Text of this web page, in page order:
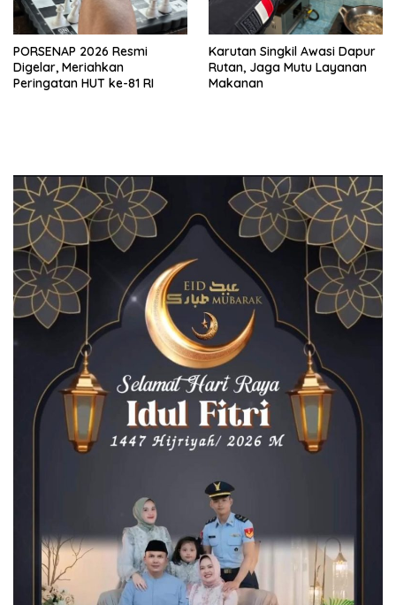
PORSENAP 2026 Resmi
Digelar, Meriahkan
Peringatan HUT ke-81 RI
Karutan Singkil Awasi Dapur
Rutan, Jaga Mutu Layanan
Makanan